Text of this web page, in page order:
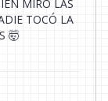
MIRÓ LAS
TOCÓ LA
🤯